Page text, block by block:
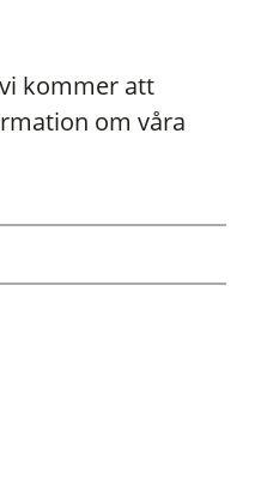
kommer att
om våra